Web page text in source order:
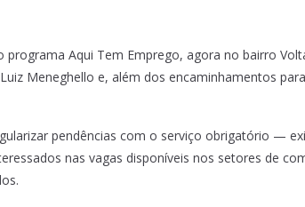
Aqui Tem Emprego, agora no bairro
Meneghello e, além dos encaminhamentos
pendências com o serviço obrigatório —
nas vagas disponíveis nos setores de